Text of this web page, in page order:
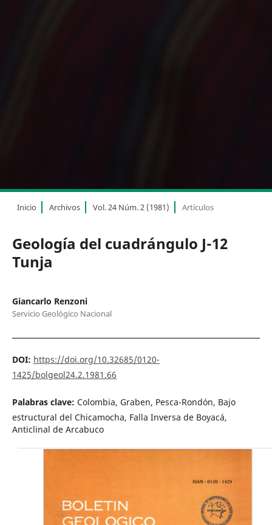
Inicio Archivos Vol. 24 Núm. 2 (1981) Artículos
Geología del cuadrángulo J-12
Tunja
Giancarlo Renzoni
Servicio Geológico Nacional
DOI: https://doi.org/10.32685/0120-
1425/bolgeol24.2.1981.66
Palabras clave: Colombia, Graben, Pesca-Rondón, Bajo
estructural del Chicamocha, Falla Inversa de Boyacá,
Anticlinal de Arcabuco